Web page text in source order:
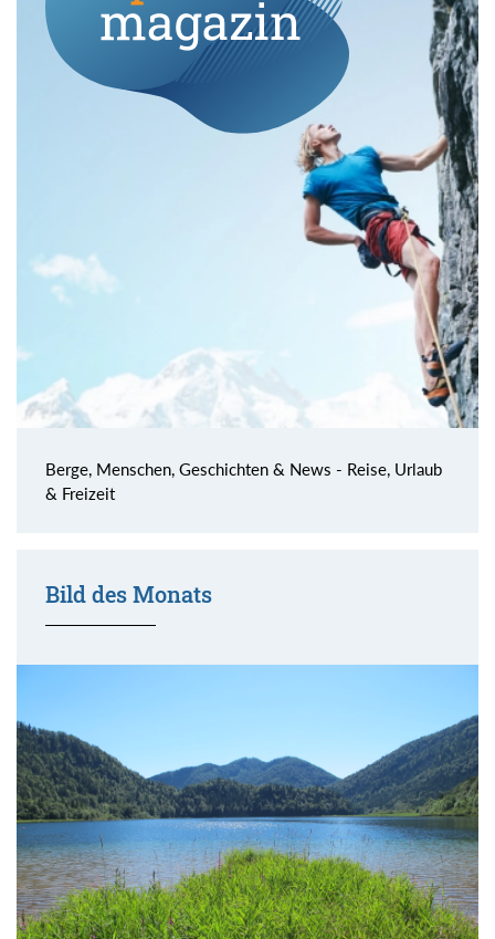
Berge, Menschen, Geschichten & News - Reise, Urlaub
& Freizeit
Bild des Monats